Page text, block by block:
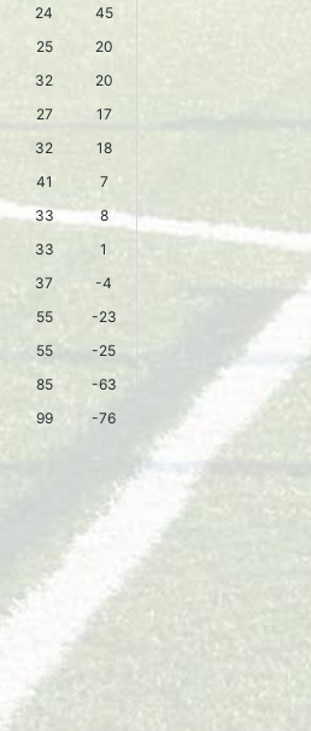
24
45
25
20
32
20
27
17
32
18
41
7
33
8
33
1
37
-4
55
-23
55
-25
85
-63
99 -76